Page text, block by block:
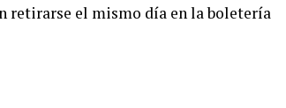
retirarse el mismo día en la boletería